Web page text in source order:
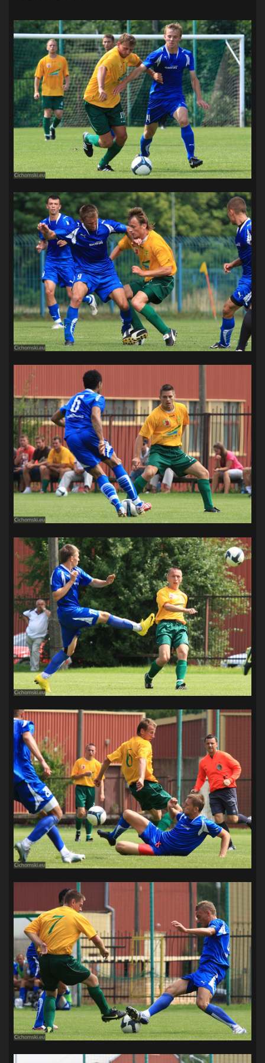
SPARING(110) SPR POGOŃ SZCZECIN (72)
SPÓJNIA STARGARD(35) STOCZNIA SZCZECIN(40)
SUPERLIGA KOBIET(58) SUPERLIGA MĘŻCZYZN(92)
TAURON LIGA KOBIET(106) TENIS(26) TREFL SOPOT (26)
WYGRANA(43) ZAGŁĘBIE LUBIN(36) ŚLĄSK WROCŁAW(29)
ŚWIT SKOLWIN(111)
STAT4U